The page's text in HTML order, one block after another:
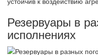
Резервуары в
исполнениях